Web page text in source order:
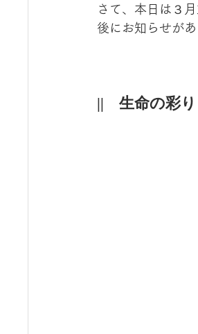
さて、本日は３
後にお知らせが
||　生命の彩り